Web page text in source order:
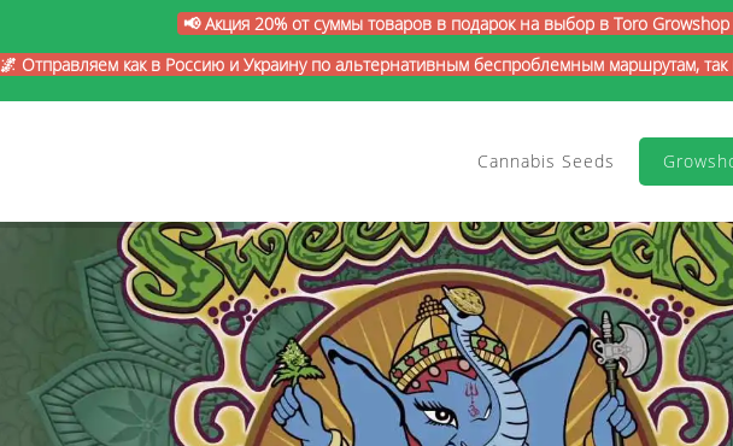
📢 Акция 20% от суммы товаров в подарок на выбор в Toro Growshop
🌌 Отправляем как в Россию и Украину по альтернативным беспроблемным маршрутам, так
Cannabis Seeds